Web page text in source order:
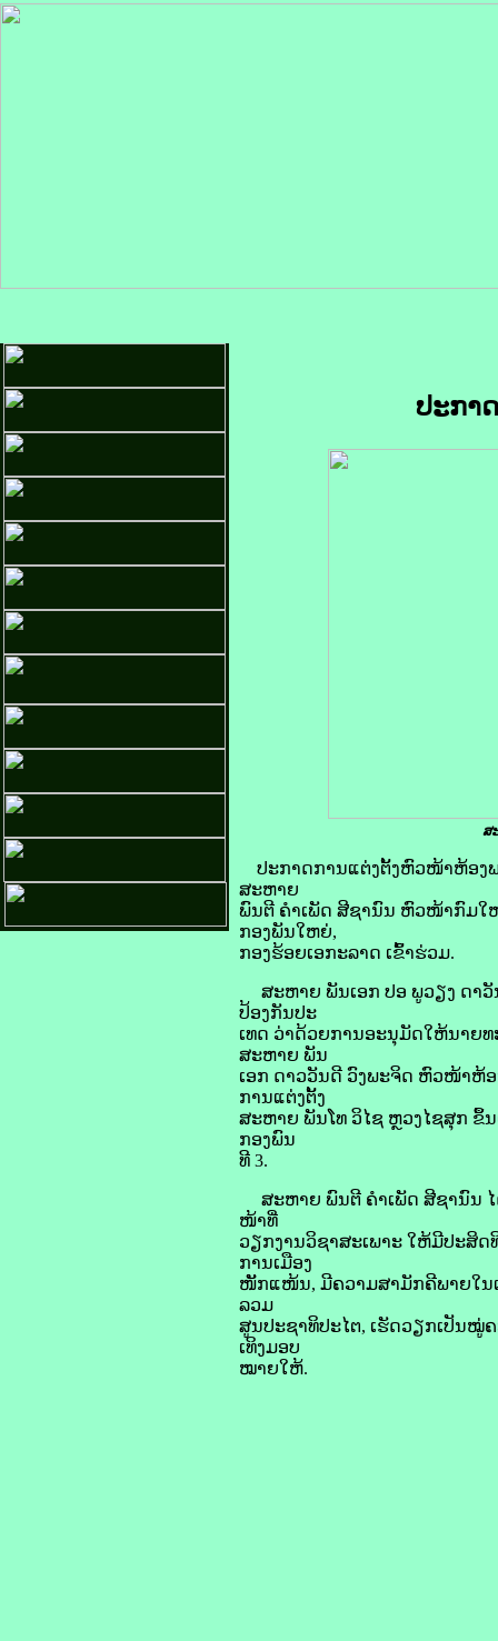
ປະກາ
ສ
ປະກາດການແຕ່ງຕັ້ງຫົວໜ້າຫ້ອງພ
ສະຫາຍ
ພົນຕີ ຄໍາເພັດ ສີຊານົນ ຫົວໜ້າກົມໃ
ກອງພັນໃຫຍ່,
ກອງຮ້ອຍເອກະລາດ ເຂົ້າຮ່ວມ.
ສະຫາຍ ພັນເອກ ປອ ພູວຽງ ດາວັ
ປ້ອງກັນປະ
ເທດ ວ່າດ້ວຍການອະນຸມັດໃຫ້ນາຍ
ສະຫາຍ ພັນ
ເອກ ດາວວັນດີ ວົງພະຈິດ ຫົວໜ້າຫ້
ການແຕ່ງຕັ້ງ
ສະຫາຍ ພັນໂທ ວິໄຊ ຫຼວງໄຊສຸກ ຂຶ້
ກອງພົນ
ທີ 3.
ສະຫາຍ ພົນຕີ ຄຳເພັດ ສີຊານົນ
ໜ້າທີ່
ວຽກງານວິຊາສະເພາະ ໃຫ້ມີປະສິ
ການເມືອງ
ໜັັກແໜ້ນ, ມີຄວາມສາມັກຄີພາຍໃນ
ລວມ
ສູນປະຊາທິປະໄຕ, ເຮັດວຽກເປັນໝູ່
ເທິງມອບ
ໝາຍໃຫ້.